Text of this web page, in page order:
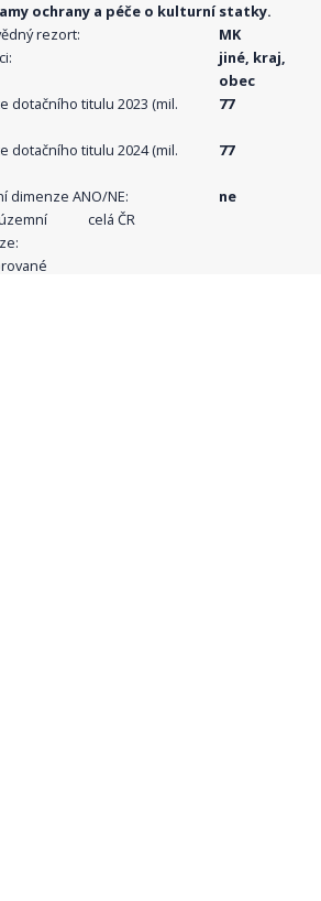
ochrany a péče o kulturní statky.
rezort:
MK
jiné, kraj,
obec
dotačního titulu 2023 (mil.
77
dotačního titulu 2024 (mil.
77
dimenze ANO/NE:
ne
celá ČR